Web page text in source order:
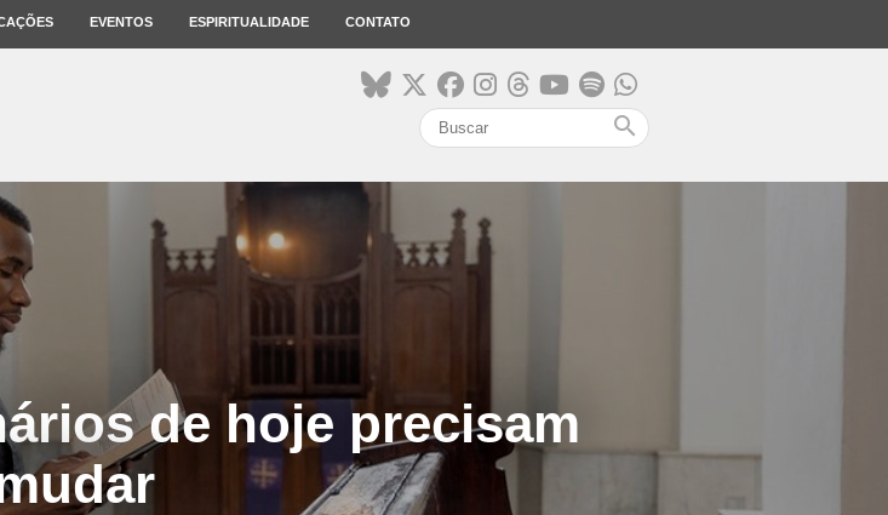
EVENTOS ESPIRITUALIDADE CONTATO
search
de hoje precisam